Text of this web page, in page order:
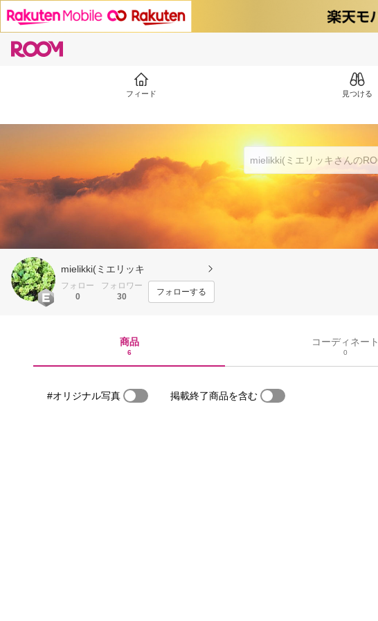
フィード 見つける
mielikki(ミエリッキ
フォロー
0
フォロワー
30
フォローする
商品
6
コーディネート
0
#オリジナル写真 掲載終了商品を含む